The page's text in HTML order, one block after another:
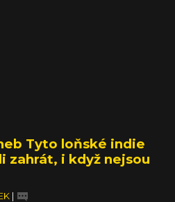
Tyto loňské indie
zahrát, i když nejsou
|